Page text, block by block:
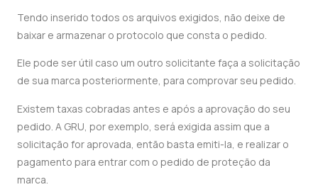
Tendo inserido todos os arquivos exigidos, não deixe de
baixar e armazenar o protocolo que consta o pedido.
Ele pode ser útil caso um outro solicitante faça a solicitação
de sua marca posteriormente, para comprovar seu pedido.
Existem taxas cobradas antes e após a aprovação do seu
pedido. A GRU, por exemplo, será exigida assim que a
solicitação for aprovada, então basta emiti-la, e realizar o
pagamento para entrar com o pedido de proteção da
marca.